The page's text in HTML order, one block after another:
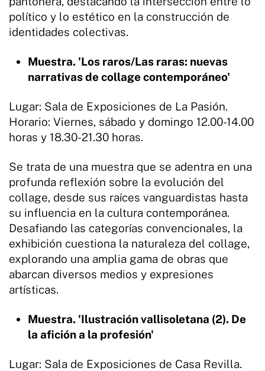
político y lo estético en la construcción de
identidades colectivas.
Muestra. 'Los raros/Las raras: nuevas
narrativas de collage contemporáneo'
Lugar: Sala de Exposiciones de La Pasión.
Horario: Viernes, sábado y domingo 12.00-14.00
horas y 18.30-21.30 horas.
Se trata de una muestra que se adentra en una
profunda reflexión sobre la evolución del
collage, desde sus raíces vanguardistas hasta
su influencia en la cultura contemporánea.
Desafiando las categorías convencionales, la
exhibición cuestiona la naturaleza del collage,
explorando una amplia gama de obras que
abarcan diversos medios y expresiones
artísticas.
Muestra. 'Ilustración vallisoletana (2). De
la afición a la profesión'
Lugar: Sala de Exposiciones de Casa Revilla.